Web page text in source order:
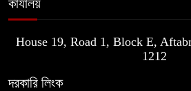
কার্যালয়
House 19, Road 1, Block E,
1212
দরকারি লিংক